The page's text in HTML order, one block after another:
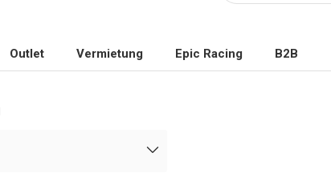
Outlet Vermietung Epic Racing B2B